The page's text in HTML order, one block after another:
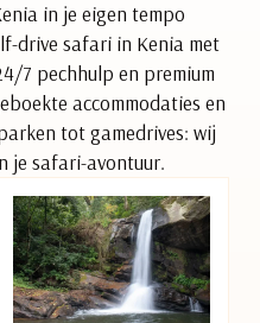
in je eigen tempo
drive safari in Kenia met
7 pechhulp en premium
accommodaties en
tot gamedrives: wij
je safari-avontuur.